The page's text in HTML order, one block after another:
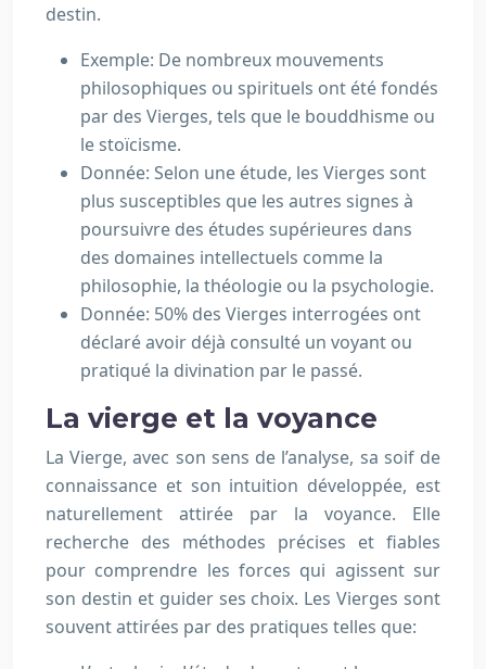
destin.
Exemple: De nombreux mouvements
philosophiques ou spirituels ont été fondés
par des Vierges, tels que le bouddhisme ou
le stoïcisme.
Donnée: Selon une étude, les Vierges sont
plus susceptibles que les autres signes à
poursuivre des études supérieures dans
des domaines intellectuels comme la
philosophie, la théologie ou la psychologie.
Donnée: 50% des Vierges interrogées ont
déclaré avoir déjà consulté un voyant ou
pratiqué la divination par le passé.
La vierge et la voyance
La Vierge, avec son sens de l’analyse, sa soif de
connaissance et son intuition développée, est
naturellement attirée par la voyance. Elle
recherche des méthodes précises et fiables
pour comprendre les forces qui agissent sur
son destin et guider ses choix. Les Vierges sont
souvent attirées par des pratiques telles que: